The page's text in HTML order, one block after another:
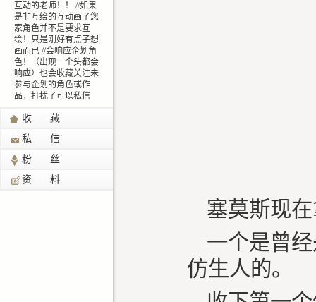
互动的老师！！ //如果
是非互绘的互动画了您
家角色并不是要求互
绘！只是刚好有点子想
画而已 //会响应企划角
色！（出现一个头都会
响应）也会收藏关注未
参与企划的角色或作
品，打扰了可以私信
收 藏
私 信
粉 丝
资 料
塞莫斯现
一个是曾
仿生人的。